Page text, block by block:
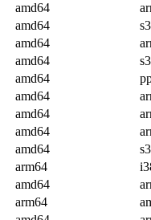
amd64
amd64
amd64
amd64
amd64
amd64
amd64
amd64
amd64
arm64
amd64
arm64